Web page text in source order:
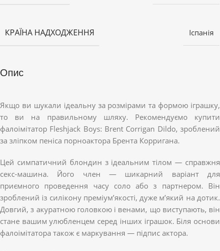
КРАЇНА НАДХОДЖЕННЯ Іспанія
Опис
Якщо ви шукали ідеальну за розмірами та формою іграшку,
то ви на правильному шляху. Рекомендуємо купити
фалоімітатор Fleshjack Boys: Brent Corrigan Dildo, зроблений
за зліпком пеніса порноактора Брента Корригана.
Цей симпатичний блондин з ідеальним тілом — справжня
секс-машина. Його член — шикарний варіант для
приємного проведення часу соло або з партнером. Він
зроблений із силікону преміум’якості, дуже м’який на дотик.
Довгий, з акуратною головкою і венами, що виступають, він
стане вашим улюбленцем серед інших іграшок. Біля основи
фалоімітатора також є маркування — підпис актора.